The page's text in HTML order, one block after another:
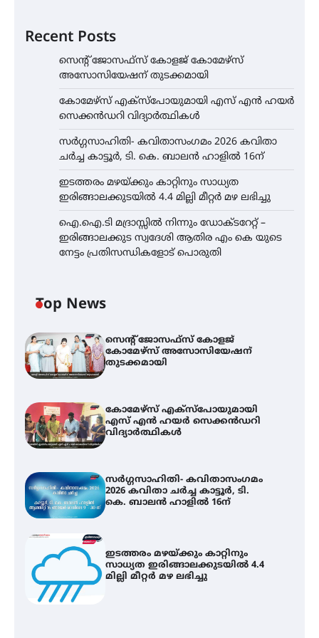
Recent Posts
സെന്റ് ജോസഫ്സ് കോളജ് കോമേഴ്‌സ്
അസോസിയേഷന് തുടക്കമായി
കോമേഴ്സ് എക്സ്പോയുമായി എസ് എൻ ഹയർ
സെക്കൻഡറി വിദ്യാർത്ഥികൾ
സർഗ്ഗസാഹിതി- കവിതാസംഗമം 2026 കവിതാ
ചർച്ച കാട്ടൂർ, ടി. കെ. ബാലൻ ഹാളിൽ 16ന്
ഇടത്തരം മഴയ്ക്കും കാറ്റിനും സാധ്യത
ഇരിങ്ങാലക്കുടയിൽ 4.4 മില്ലി മീറ്റർ മഴ ലഭിച്ചു
ഐ.ഐ.ടി മദ്രാസ്സിൽ നിന്നും ഡോക്ടറേറ്റ് –
ഇരിങ്ങാലക്കുട സ്വദേശി ആതിര എം കെ യുടെ
നേട്ടം പ്രതിസന്ധികളോട് പൊരുതി
Top News
സെന്റ് ജോസഫ്സ് കോളജ്
കോമേഴ്‌സ് അസോസിയേഷന്
തുടക്കമായി
കോമേഴ്സ് എക്സ്പോയുമായി
എസ് എൻ ഹയർ സെക്കൻഡറി
വിദ്യാർത്ഥികൾ
സർഗ്ഗസാഹിതി- കവിതാസംഗമം
2026 കവിതാ ചർച്ച കാട്ടൂർ, ടി.
കെ. ബാലൻ ഹാളിൽ 16ന്
ഇടത്തരം മഴയ്ക്കും കാറ്റിനും
സാധ്യത ഇരിങ്ങാലക്കുടയിൽ 4.4
മില്ലി മീറ്റർ മഴ ലഭിച്ചു